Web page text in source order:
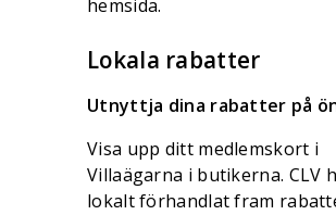
hemsida.
Lokala rabatter
Utnyttja dina rabatter på
Visa upp ditt medlemskort i
Villaägarna i butikerna. CLV
lokalt förhandlat fram